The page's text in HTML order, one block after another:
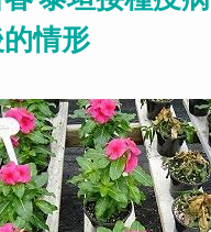
情形